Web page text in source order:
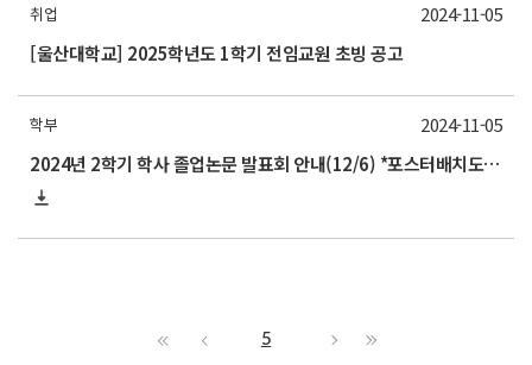
취업
[울산대학교] 2025학년도 1학기 전임교원 초빙 공고
2024-11-05
학부
2024년 2학기 학사 졸업논문 발표회 안내(12/6) *포스터배치도 업데이트(제출 날짜 수정)
2024-11-05
5